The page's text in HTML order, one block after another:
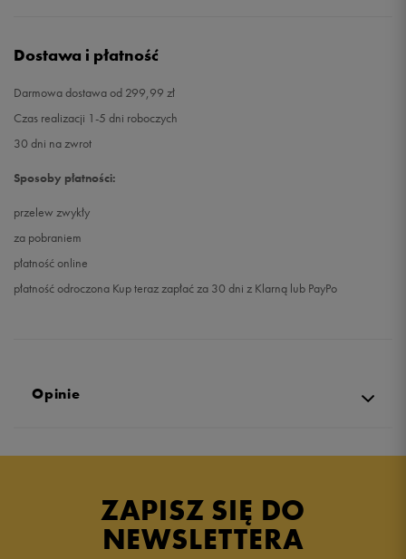
Dostawa i płatność
Darmowa dostawa od 299,99 zł
Czas realizacji 1-5 dni roboczych
30 dni na zwrot
Sposoby płatności:
przelew zwykły
za pobraniem
płatność online
płatność odroczona Kup teraz zapłać za 30 dni z Klarną lub PayPo
Opinie
ZAPISZ SIĘ DO
NEWSLETTERA